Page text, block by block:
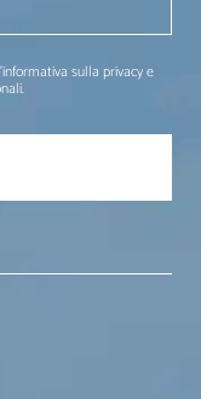
sulla privacy e